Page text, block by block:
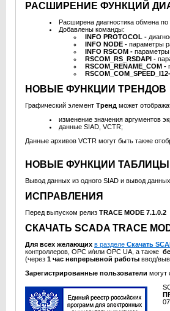
РАСШИРЕНИЕ ФУНКЦИЙ
Расширена диагностика обмена
Добавлены команды:
INFO PROTOCOL -
INFO NODE - параметры
INFO RSCOM -
RSCOM_RS_RSDAPI -
RSCOM_RENAME_COM -
НОВЫЕ ФУНКЦИИ ТРЕНДОВ
Графический элемент Тренд может
изменение значения аргументов
данные SIAD, VCTR;
Данные архивов VCTR могут быть также
НОВЫЕ ФУНКЦИИ
Вывод данных из одного SIAD и вывод
ИСПРАВЛЕНИЯ
Перед выпуском релиз TRACE MODE 7.1.0.2
СКАЧАТЬ SCADA TRACE
Для всех желающих в разделе Скачать
контроллеров, OPC и/или OPC UA, а также
(через 1 час непрерывной работы ввод/
Зарегистрированные пользователи могут